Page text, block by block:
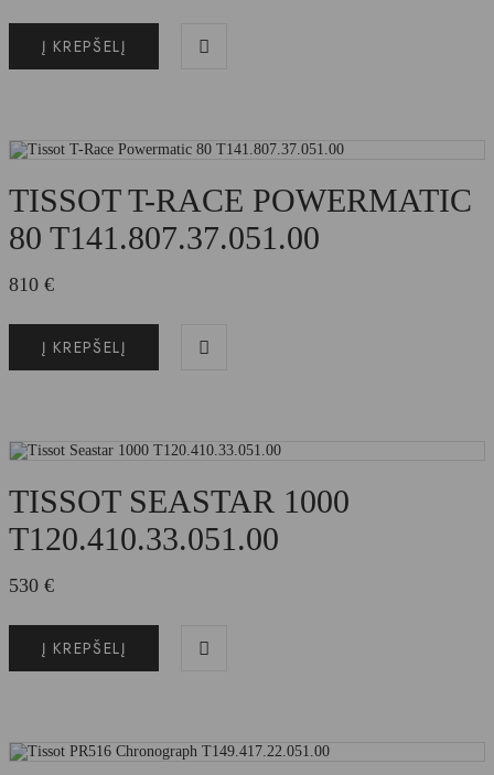
Į KREPŠELĮ
TISSOT T-RACE POWERMATIC
80 T141.807.37.051.00
810 €
Į KREPŠELĮ
TISSOT SEASTAR 1000
T120.410.33.051.00
530 €
Į KREPŠELĮ